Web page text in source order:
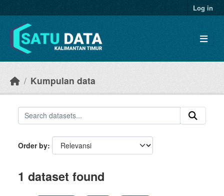
Log in
Kumpulan data
Order by
1 dataset found